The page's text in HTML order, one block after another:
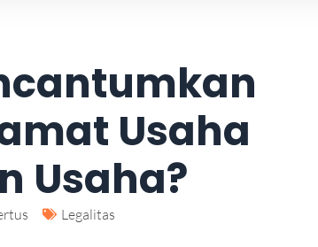
Usaha
Usaha?
Legalitas